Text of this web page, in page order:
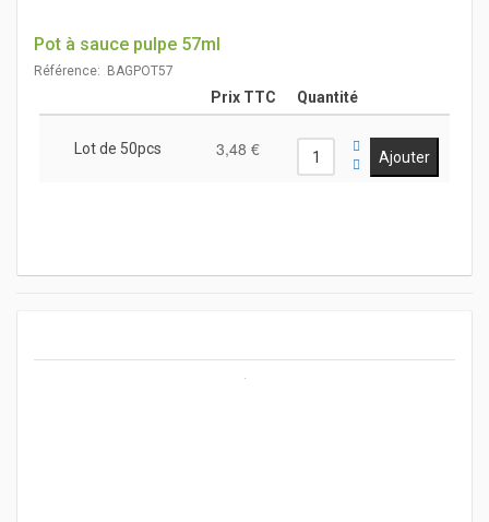
Pot à sauce pulpe 57ml
Référence: BAGPOT57
Prix TTC Quantité
Lot de 50pcs 3,48 €